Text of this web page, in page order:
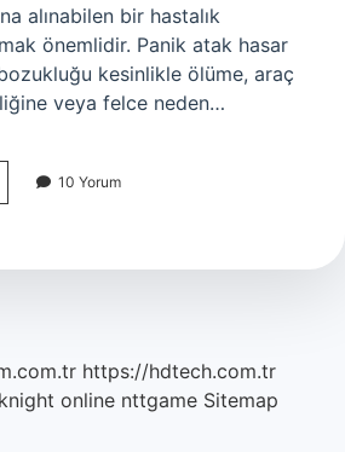
alınabilen bir hastalık
önemlidir. Panik atak hasar
bozukluğu kesinlikle ölüme, araç
veya felce neden…
10 Yorum
https://hdtech.com.tr
knight online nttgame Sitemap